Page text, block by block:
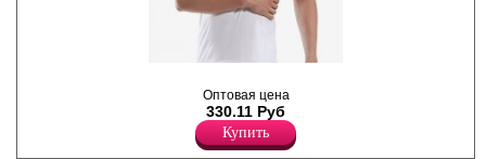
бретелях, однотонная.
Хлопок 100%
Оптовая цена
330.11 Руб
Купить